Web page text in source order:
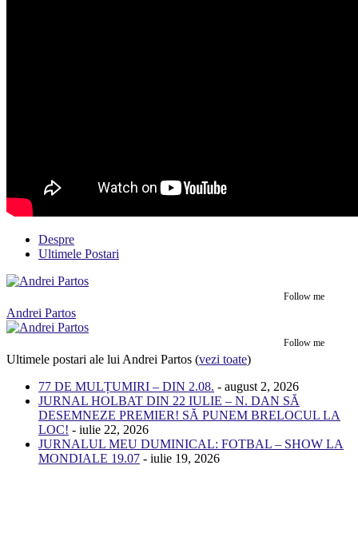
Despre
Ultimele Postari
Follow me
Andrei Partos
Follow me
Ultimele postari ale lui Andrei Partos (vezi toate)
77 DE MULȚUMIRI – DIN 2.08. - august 2, 2026
JURNAL HOLBAT DIN 22 IULIE – N. DAN SĂ
DESEMNEZE PREMIER! SĂ PUNEM BRELOCUL LA
LOC! - iulie 22, 2026
JURNALUL MEU DUMINICAL: FOTBAL – SHOW LA
MONDIALE 19.07 - iulie 19, 2026